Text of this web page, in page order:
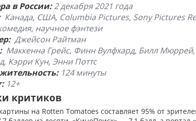
в России: 2 декабря 2021 года
Канада, США, Columbia Pictures, Sony Pictures
научное фэнтези
Джейсон Райтман
Маккенна Грейс, Финн Вулфхард, Билл
Кэрри Кун, Энни Поттс
124 минуты
12+
критиков
на Rotten Tomatoes составляет 95% от